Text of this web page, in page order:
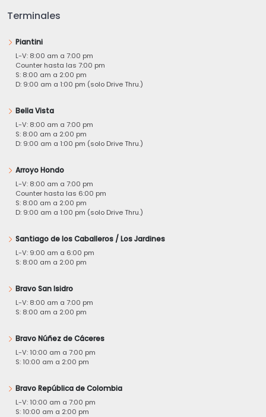
Terminales
Piantini
L-V: 8:00 am a 7:00 pm
Counter hasta las 7:00 pm
S: 8:00 am a 2:00 pm
D: 9:00 am a 1:00 pm (solo Drive Thru.)
Bella Vista
L-V: 8:00 am a 7:00 pm
S: 8:00 am a 2:00 pm
D: 9:00 am a 1:00 pm (solo Drive Thru.)
Arroyo Hondo
L-V: 8:00 am a 7:00 pm
Counter hasta las 6:00 pm
S: 8:00 am a 2:00 pm
D: 9:00 am a 1:00 pm (solo Drive Thru.)
Santiago de los Caballeros / Los Jardines
L-V: 9:00 am a 6:00 pm
S: 8:00 am a 2:00 pm
Bravo San Isidro
L-V: 8:00 am a 7:00 pm
S: 8:00 am a 2:00 pm
Bravo Núñez de Cáceres
L-V: 10:00 am a 7:00 pm
S: 10:00 am a 2:00 pm
Bravo República de Colombia
L-V: 10:00 am a 7:00 pm
S: 10:00 am a 2:00 pm